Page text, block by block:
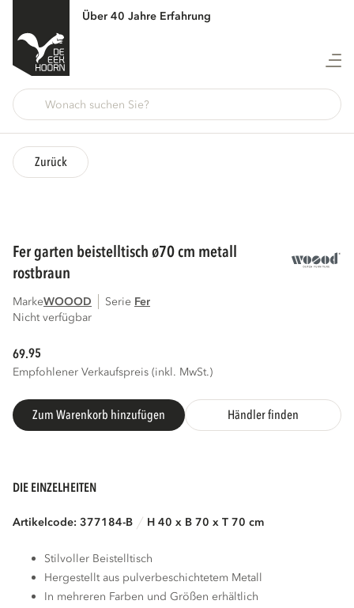
Über 40 Jahre Erfahrung
Zurück
fer garten beistelltisch ø70 cm metall
rostbraun
MarkeWOOOD Serie fer
Nicht verfügbar
69.95
Empfohlener Verkaufspreis (inkl. MwSt.)
Zum Warenkorb hinzufügen Händler finden
DIE EINZELHEITEN
Artikelcode: 377184-B H 40 x B 70 x T 70 cm
Stilvoller Beistelltisch
Hergestellt aus pulverbeschichtetem Metall
In mehreren Farben und Größen erhältlich